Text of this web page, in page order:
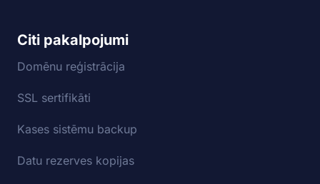
Citi pakalpojumi
Domēnu reģistrācija
SSL sertifikāti
Kases sistēmu backup
Datu rezerves kopijas